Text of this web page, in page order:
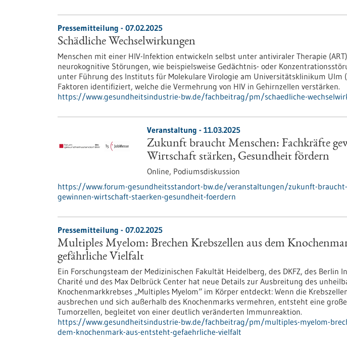
Pressemitteilung - 07.02.2025
Schädliche Wechselwirkungen
Menschen mit einer HIV-​Infektion entwickeln selbst unter antiviraler Therapie
neurokognitive Störungen, wie beispielsweise Gedächtnis-​ oder
unter Führung des Instituts für Molekulare Virologie am Universitätsklinikum Ulm
Faktoren identifiziert, welche die Vermehrung von HIV in Gehirnzellen verstärken.
https://www.gesundheitsindustrie-bw.de/fachbeitrag/pm/schaedliche-
Veranstaltung - 11.03.2025
Zukunft braucht Menschen: Fachkräfte
Wirtschaft stärken, Gesundheit fördern
Online, Podiumsdiskussion
https://www.forum-gesundheitsstandort-bw.de/veranstaltungen/zukunft-
gewinnen-wirtschaft-staerken-gesundheit-foerdern
Pressemitteilung - 07.02.2025
Multiples Myelom: Brechen Krebszellen aus dem
gefährliche Vielfalt
Ein Forschungsteam der Medizinischen Fakultät Heidelberg, des DKFZ, des Berlin
Charité und des Max Delbrück Center hat neue Details zur Ausbreitung des
Knochenmarkkrebses „Multiples Myelom“ im Körper entdeckt: Wenn die
ausbrechen und sich außerhalb des Knochenmarks vermehren, entsteht eine
Tumorzellen, begleitet von einer deutlich veränderten Immunreaktion.
https://www.gesundheitsindustrie-bw.de/fachbeitrag/pm/multiples-myelom-
dem-knochenmark-aus-entsteht-gefaehrliche-vielfalt